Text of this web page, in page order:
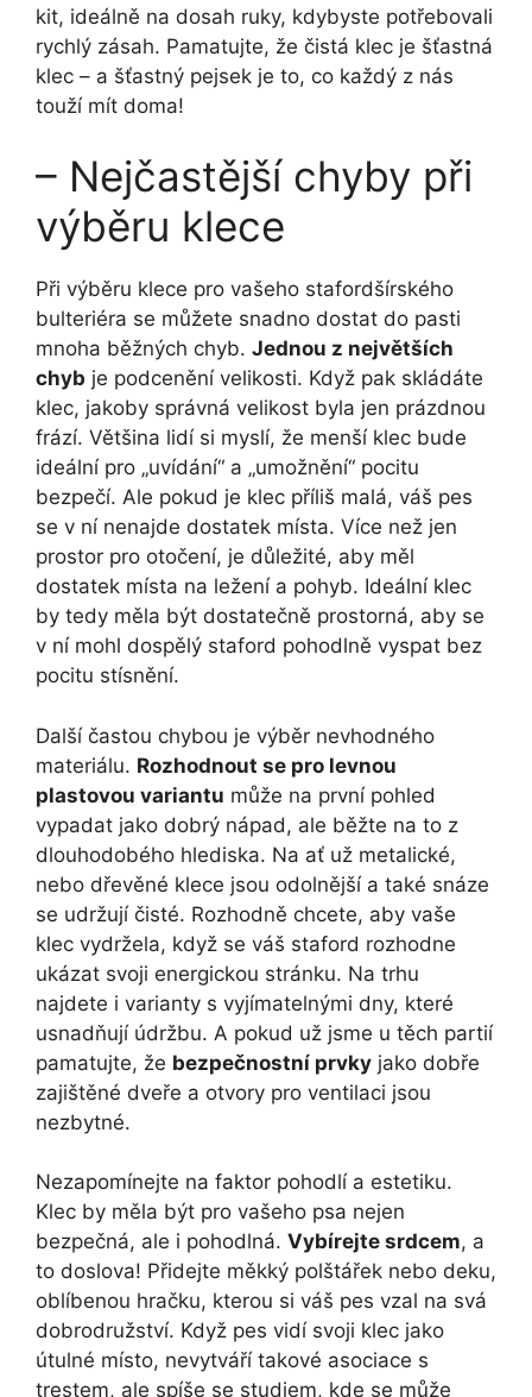
kit, ideálně na dosah ruky, kdybyste potřebovali
rychlý zásah. Pamatujte, že čistá klec je šťastná
klec – a šťastný pejsek je to, co každý z nás
touží mít doma!
– Nejčastější chyby při
výběru klece
Při výběru klece pro vašeho stafordšírského
bulteriéra se můžete snadno dostat do pasti
mnoha běžných chyb. Jednou z největších
chyb je podcenění velikosti. Když pak skládáte
klec, jakoby správná velikost byla jen prázdnou
frází. Většina lidí si myslí, že menší klec bude
ideální pro „uvídání“ a „umožnění“ pocitu
bezpečí. Ale pokud je klec příliš malá, váš pes
se v ní nenajde dostatek místa. Více než jen
prostor pro otočení, je důležité, aby měl
dostatek místa na ležení a pohyb. Ideální klec
by tedy měla být dostatečně prostorná, aby se
v ní mohl dospělý staford pohodlně vyspat bez
pocitu stísnění.
Další častou chybou je výběr nevhodného
materiálu. Rozhodnout se pro levnou
plastovou variantu může na první pohled
vypadat jako dobrý nápad, ale běžte na to z
dlouhodobého hlediska. Na ať už metalické,
nebo dřevěné klece jsou odolnější a také snáze
se udržují čisté. Rozhodně chcete, aby vaše
klec vydržela, když se váš staford rozhodne
ukázat svoji energickou stránku. Na trhu
najdete i varianty s vyjímatelnými dny, které
usnadňují údržbu. A pokud už jsme u těch partií
pamatujte, že bezpečnostní prvky jako dobře
zajištěné dveře a otvory pro ventilaci jsou
nezbytné.
Nezapomínejte na faktor pohodlí a estetiku.
Klec by měla být pro vašeho psa nejen
bezpečná, ale i pohodlná. Vybírejte srdcem, a
to doslova! Přidejte měkký polštářek nebo deku,
oblíbenou hračku, kterou si váš pes vzal na svá
dobrodružství. Když pes vidí svoji klec jako
útulné místo, nevytváří takové asociace s
trestem, ale spíše se studiem, kde se může